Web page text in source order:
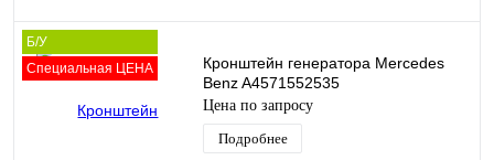
Б/У
Специальная ЦЕНА
Кронштейн генератора Mercedes
Benz A4571552535
Цена по запросу
Подробнее